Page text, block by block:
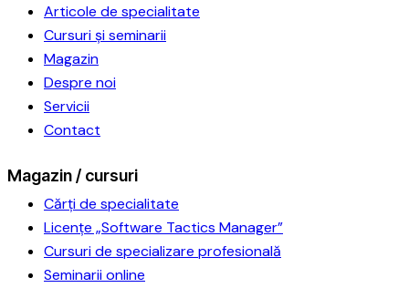
Articole de specialitate
Cursuri și seminarii
Magazin
Despre noi
Servicii
Contact
Magazin / cursuri
Cărți de specialitate
Licențe „Software Tactics Manager”
Cursuri de specializare profesională
Seminarii online